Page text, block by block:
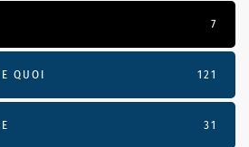
7
QUOI 121
31